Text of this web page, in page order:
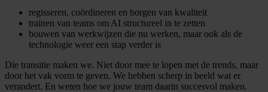
regisseren, coördineren en borgen van kwaliteit
trainen van teams om AI structureel in te zetten
bouwen van werkwijzen die nu werken, maar ook als de
technologie weer een stap verder is
Die transitie maken we. Niet door mee te lopen met de trends, maar
door het vak vorm te geven. We hebben scherp in beeld wat er
verandert. En weten hoe we jouw team daarin succesvol maken.